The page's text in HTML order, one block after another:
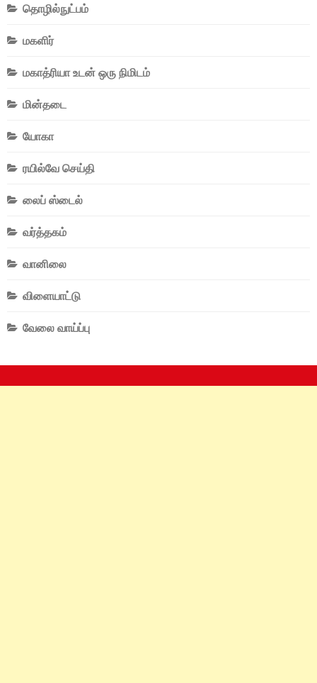
தொழில்நுட்பம்
மகளிர்
மகாத்ரியா உடன் ஒரு நிமிடம்
மின்தடை
யோகா
ரயில்வே செய்தி
லைப் ஸ்டைல்
வர்த்தகம்
வானிலை
விளையாட்டு
வேலை வாய்ப்பு